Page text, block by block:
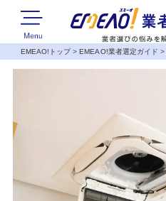
EMEAO!トップ>EMEAO!業者選定ガイド >